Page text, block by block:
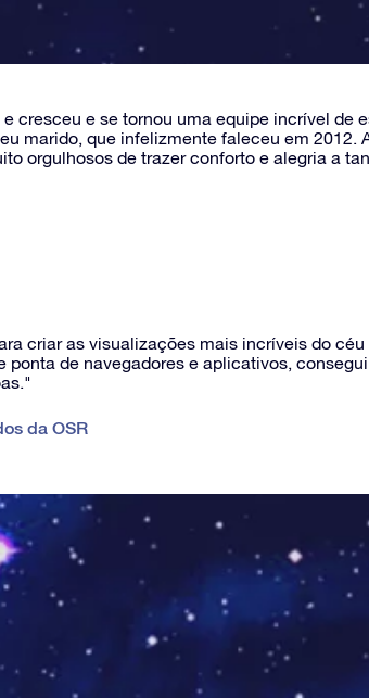
cresceu e se tornou uma equipe incrível de
marido, que infelizmente faleceu em 2012.
orgulhosos de trazer conforto e alegria a
criar as visualizações mais incríveis do
de navegadores e aplicativos,
da OSR